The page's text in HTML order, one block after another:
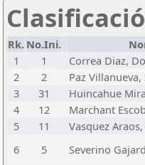
Rk. No.Ini.
1
1 Correa Diaz,
2
2 Paz
3
31 Huincahue
4
12 Marchant
5
11 Vasquez
6
5 Severino